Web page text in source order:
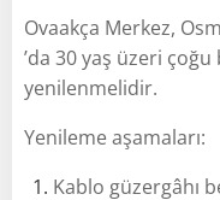
Ovaakça Merkez,
’da 30 yaş üzeri
yenilenmelidir.
Yenileme aşamaları:
Kablo güzergâhı